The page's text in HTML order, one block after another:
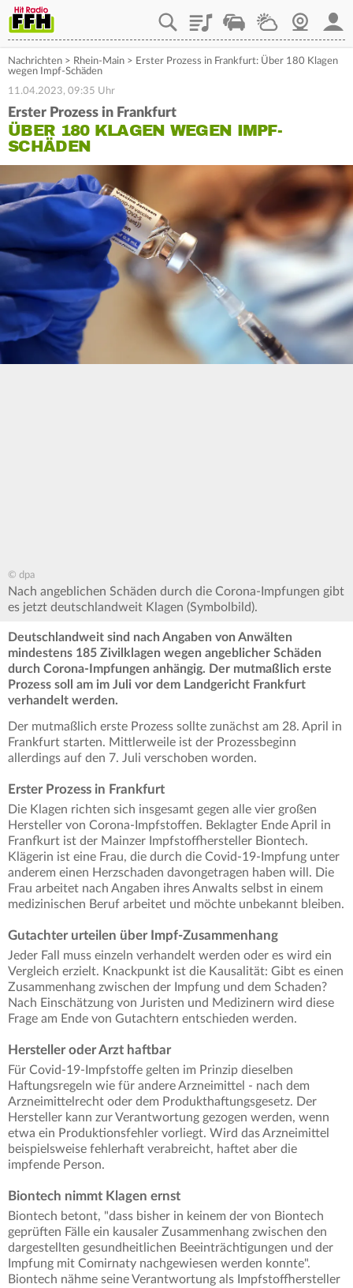
PlaylistStaupilotWetterWebcam
Nachrichten > Rhein-Main > Erster Prozess in Frankfurt: Über 180 Klagen
wegen Impf-Schäden
11.04.2023, 09:35 Uhr
Erster Prozess in Frankfurt
ÜBER 180 KLAGEN WEGEN IMPF-
SCHÄDEN
© dpa
Nach angeblichen Schäden durch die Corona-Impfungen gibt
es jetzt deutschlandweit Klagen (Symbolbild).
Deutschlandweit sind nach Angaben von Anwälten
mindestens 185 Zivilklagen wegen angeblicher Schäden
durch Corona-Impfungen anhängig. Der mutmaßlich erste
Prozess soll am im Juli vor dem Landgericht Frankfurt
verhandelt werden.
Der mutmaßlich erste Prozess sollte zunächst am 28. April in
Frankfurt starten. Mittlerweile ist der Prozessbeginn
allerdings auf den 7. Juli verschoben worden.
Erster Prozess in Frankfurt
Die Klagen richten sich insgesamt gegen alle vier großen
Hersteller von Corona-Impfstoffen. Beklagter Ende April in
Franfkurt ist der Mainzer Impfstoffhersteller Biontech.
Klägerin ist eine Frau, die durch die Covid-19-Impfung unter
anderem einen Herzschaden davongetragen haben will. Die
Frau arbeitet nach Angaben ihres Anwalts selbst in einem
medizinischen Beruf arbeitet und möchte unbekannt bleiben.
Gutachter urteilen über Impf-Zusammenhang
Jeder Fall muss einzeln verhandelt werden oder es wird ein
Vergleich erzielt. Knackpunkt ist die Kausalität: Gibt es einen
Zusammenhang zwischen der Impfung und dem Schaden?
Nach Einschätzung von Juristen und Medizinern wird diese
Frage am Ende von Gutachtern entschieden werden.
Hersteller oder Arzt haftbar
Für Covid-19-Impfstoffe gelten im Prinzip dieselben
Haftungsregeln wie für andere Arzneimittel - nach dem
Arzneimittelrecht oder dem Produkthaftungsgesetz. Der
Hersteller kann zur Verantwortung gezogen werden, wenn
etwa ein Produktionsfehler vorliegt. Wird das Arzneimittel
beispielsweise fehlerhaft verabreicht, haftet aber die
impfende Person.
Biontech nimmt Klagen ernst
Biontech betont, "dass bisher in keinem der von Biontech
geprüften Fälle ein kausaler Zusammenhang zwischen den
dargestellten gesundheitlichen Beeinträchtigungen und der
Impfung mit Comirnaty nachgewiesen werden konnte".
Biontech nähme seine Verantwortung als Impfstoffhersteller